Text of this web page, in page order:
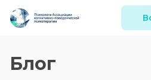
Блог